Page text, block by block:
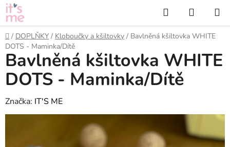
Přejít
na
obsah
Hledat
KOŠÍK
Domů
/ DOPLŇKY / Kloboučky a kšiltovky / Bavlněná kšiltovka WHITE
DOTS - Maminka/Dítě
Bavlněná kšiltovka WHITE
DOTS - Maminka/Dítě
Značka: IT'S ME